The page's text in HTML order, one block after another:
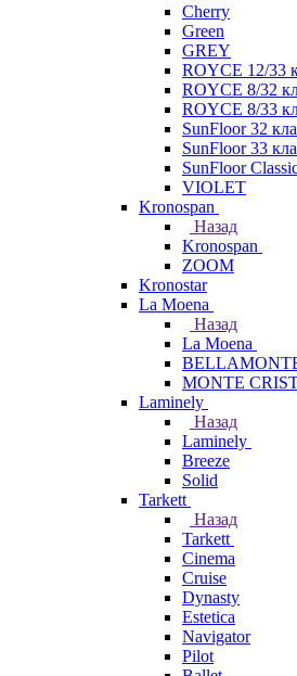
Cherry
Green
GREY
ROYCE 12/33
ROYCE 8/32
ROYCE 8/33
SunFloor 32
SunFloor 33
SunFloor
VIOLET
Kronospan
Назад
Kronospan
ZOOM
Kronostar
La Moena
Назад
La Moena
MONTE
Laminely
Назад
Laminely
Breeze
Solid
Tarkett
Назад
Tarkett
Cinema
Cruise
Dynasty
Estetica
Navigator
Pilot